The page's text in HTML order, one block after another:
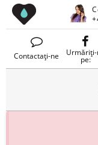
Chiuvete Lavello
Contactați-ne Urmăriți-
pe: